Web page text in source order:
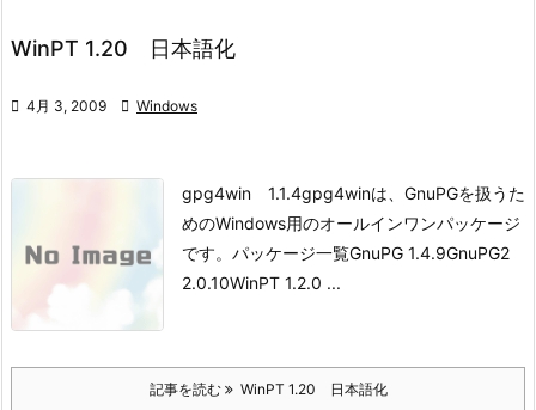
WinPT 1.20 日本語化
 4月 3, 2009  Windows
gpg4win 1.1.4gpg4winは、GnuPGを扱うた
めのWindows用のオールインワンパッケージ
です。 パッケージ一覧GnuPG 1.4.9GnuPG2
2.0.10WinPT 1.2.0 ...
記事を読む WinPT 1.20 日本語化